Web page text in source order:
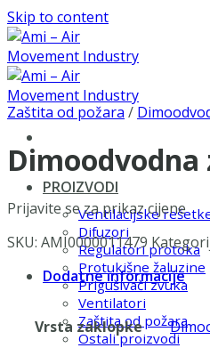
Skip to content
PROIZVODI
Ventilacijske
Difuzori
Regulatori protoka
Protukišne žaluzine
Prigušivači zvuka
Ventilatori
Zaštita od požara
Ostali proizvodi
Zaštita od požara /
Dimoodvodna
Prijavite se za prikaz cijene
SKU: AMI0000011479
Dodatne informacije
Vrsta zaklopke